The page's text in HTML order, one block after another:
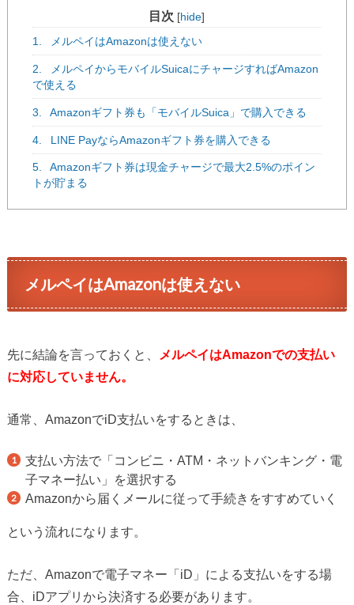
目次 [hide]
1.
メルペイはAmazonは使えない
2.
メルペイからモバイルSuicaにチャージすればAmazon
で使える
3. Amazonギフト券も「モバイルSuica」で購入できる
4. LINE PayならAmazonギフト券を購入できる
5.
Amazonギフト券は現金チャージで最大2.5%のポイン
トが貯まる
メルペイはAmazonは使えない
先に結論を言っておくと、
メルペイはAmazonでの支払い
に対応していません。
通常、AmazonでiD支払いをするときは、
支払い方法で「コンビニ・ATM・ネットバンキング・電
子マネー払い」を選択する
Amazonから届くメールに従って手続きをすすめていく
という流れになります。
ただ、Amazonで電子マネー「iD」による支払いをする場
合、iDアプリから決済する必要があります。